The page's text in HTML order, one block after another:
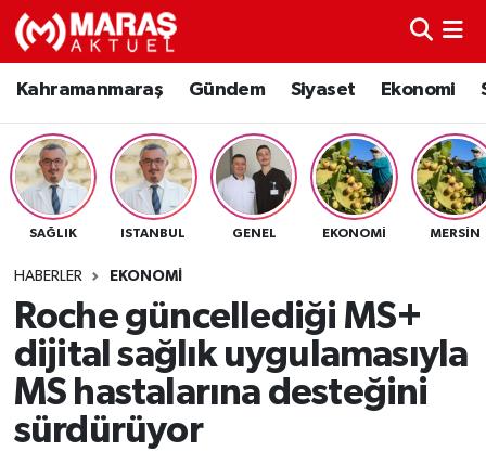
Kahramanmaraş Gündem Siyaset Ekonomi
SAĞLIK ISTANBUL GENEL EKONOMI MERSIN
HABERLER EKONOMI
Roche güncellediği MS+
dijital sağlık uygulamasıyla
MS hastalarına desteğini
sürdürüyor
Kahramanmaraş
Gündem
Siyaset
Spor
Sağlık
Teknoloji
Nöbetçi Eczaneler
Hava Durumu
Namaz Vakitleri
TFF 3.Lig 4.Grup Puan Durumu ve Fikstür
Tüm Manşetler
Son Dakika Haberleri